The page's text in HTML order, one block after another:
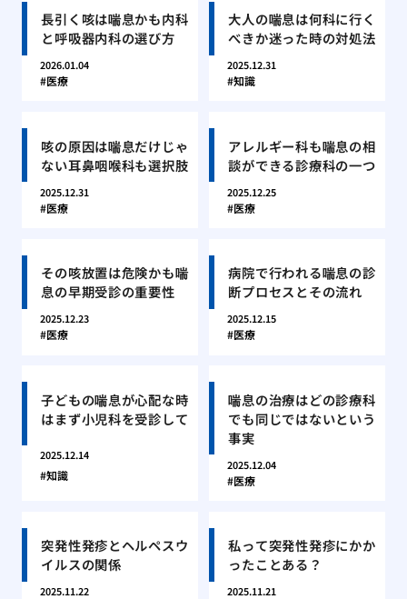
長引く咳は喘息かも内科
と呼吸器内科の選び方
2026.01.04
医療
大人の喘息は何科に行く
べきか迷った時の対処法
2025.12.31
知識
咳の原因は喘息だけじゃ
ない耳鼻咽喉科も選択肢
2025.12.31
医療
アレルギー科も喘息の相
談ができる診療科の一つ
2025.12.25
医療
その咳放置は危険かも喘
息の早期受診の重要性
2025.12.23
医療
病院で行われる喘息の診
断プロセスとその流れ
2025.12.15
医療
子どもの喘息が心配な時
はまず小児科を受診して
2025.12.14
知識
喘息の治療はどの診療科
でも同じではないという
事実
2025.12.04
医療
突発性発疹とヘルペスウ
イルスの関係
2025.11.22
私って突発性発疹にかか
ったことある？
2025.11.21